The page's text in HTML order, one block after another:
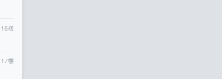
16楼
17楼